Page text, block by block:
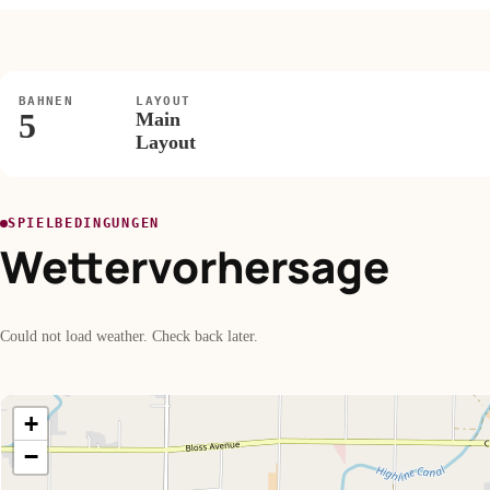
BAHNEN
5
LAYOUT
Main
Layout
SPIELBEDINGUNGEN
Wettervorhersage
Could not load weather. Check back later.
+
−